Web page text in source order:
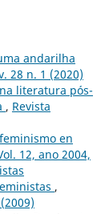
andarilha
28 n. 1 (2020)
literatura pós-
, Revista
en
12, ano 2004,
,